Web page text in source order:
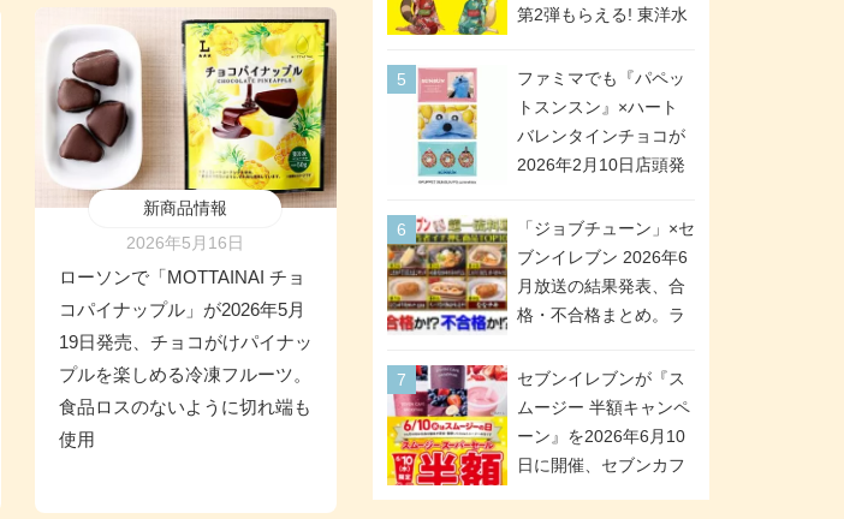
新商品情報
2026年5月16日
ローソンで「MOTTAINAI チョ
コパイナップル」が2026年5月
19日発売、チョコがけパイナッ
プルを楽しめる冷凍フルーツ。
食品ロスのないように切れ端も
使用
象商品
第2弾もらえる! 東洋水
ペーンが2026年5月26
日スタート。浴衣＆た
ぬき・キツネ姿のスレ
ッタ / ミオリネ / グエ
号・5号) / シャディク
が全6種のクリアスタン
ドになって登場!
ファミマでも『パペッ
トスンスン』×ハート
バレンタインチョコが
2026年2月10日店頭発
チョコ」「チョコ缶」
「ツインギフト」が登
場
「ジョブチューン」×セ
ブンイレブン 2026年6
月放送の結果発表、合
格・不合格まとめ。ラ
合格「金のハンバー
グ」。満場一致合格数
は6商品、合格数は2商
品。TVerでの見逃し配
セブンイレブンが『ス
ムージー 半額キャンペ
ーン』を2026年6月10
日に開催、セブンカフ